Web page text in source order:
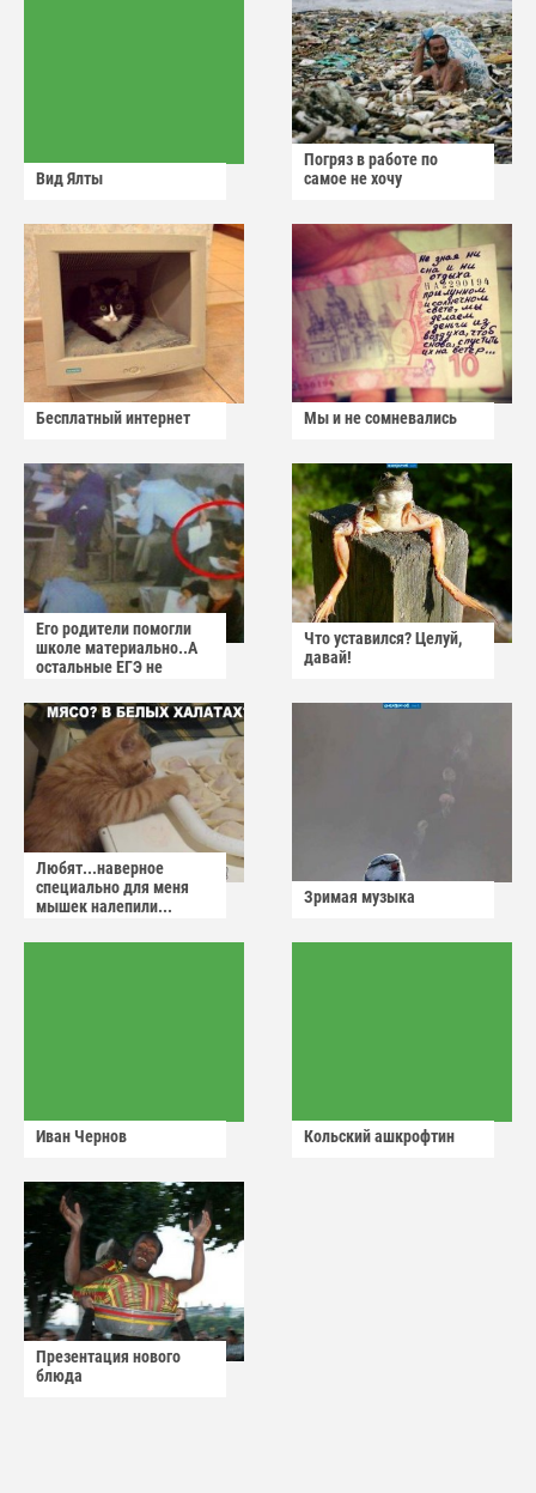
Вид Ялты
Погряз в работе по
самое не хочу
Бесплатный интернет Мы и не сомневались
Его родители помогли
школе материально..А
остальные ЕГЭ не
Что уставился? Целуй,
давай!
Любят...наверное
специально для меня
мышек налепили...
Зримая музыка
Иван Чернов Кольский ашкрофтин
Презентация нового
блюда